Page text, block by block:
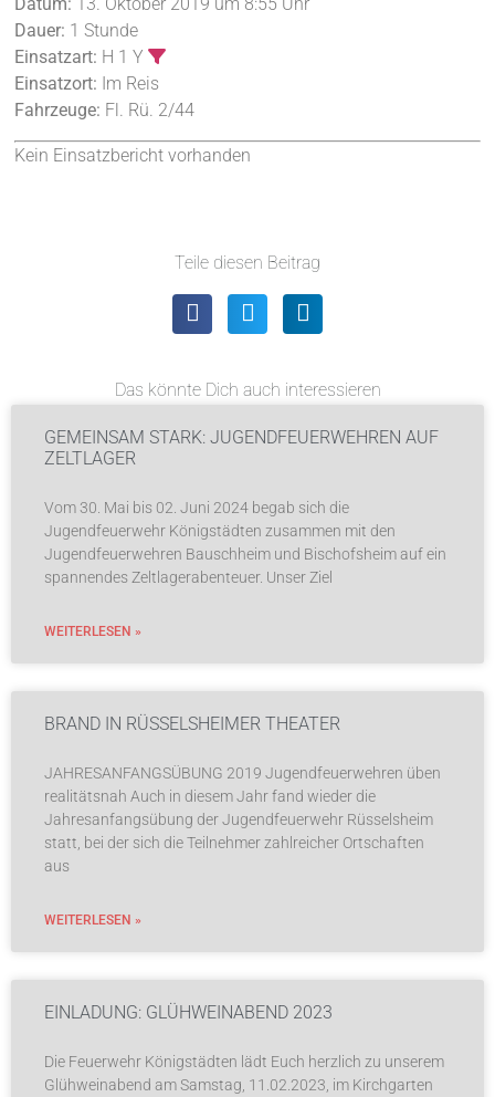
Dauer: 1 Stunde
Einsatzart: H 1 Y
Einsatzort: Im Reis
Fahrzeuge: Fl. Rü. 2/44
Kein Einsatzbericht vorhanden
Teile diesen Beitrag
Das könnte Dich auch interessieren
GEMEINSAM STARK: JUGENDFEUERWEHREN AUF
ZELTLAGER
Vom 30. Mai bis 02. Juni 2024 begab sich die
Jugendfeuerwehr Königstädten zusammen mit den
Jugendfeuerwehren Bauschheim und Bischofsheim auf ein
spannendes Zeltlagerabenteuer. Unser Ziel
WEITERLESEN »
BRAND IN RÜSSELSHEIMER THEATER
JAHRESANFANGSÜBUNG 2019 Jugendfeuerwehren üben
realitätsnah Auch in diesem Jahr fand wieder die
Jahresanfangsübung der Jugendfeuerwehr Rüsselsheim
statt, bei der sich die Teilnehmer zahlreicher Ortschaften
aus
WEITERLESEN »
EINLADUNG: GLÜHWEINABEND 2023
Die Feuerwehr Königstädten lädt Euch herzlich zu unserem
Glühweinabend am Samstag, 11.02.2023, im Kirchgarten